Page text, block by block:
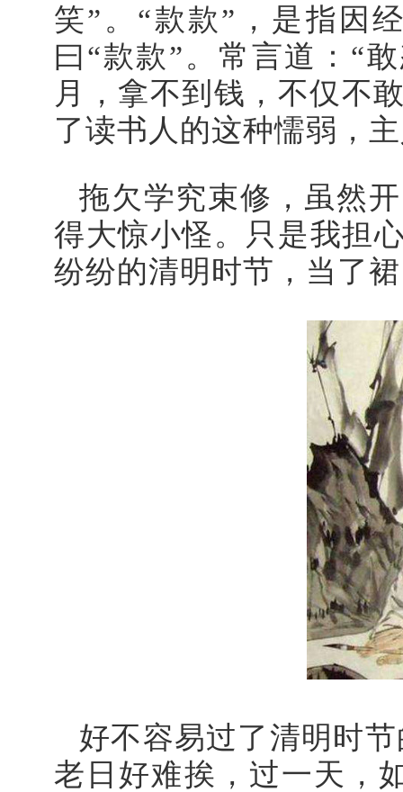
笑”。“款款”，是指因
曰“款款”。常言道：“
月，拿不到钱，不仅不
了读书人的这种懦弱，
拖欠学究束修，虽然
得大惊小怪。只是我担
纷纷的清明时节，当了
好不容易过了清明时
老日好难挨，过一天，